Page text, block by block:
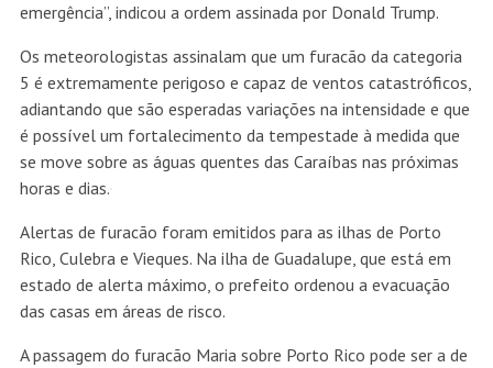
emergência”, indicou a ordem assinada por Donald Trump.
Os meteorologistas assinalam que um furacão da categoria
5 é extremamente perigoso e capaz de ventos catastróficos,
adiantando que são esperadas variações na intensidade e que
é possível um fortalecimento da tempestade à medida que
se move sobre as águas quentes das Caraíbas nas próximas
horas e dias.
Alertas de furacão foram emitidos para as ilhas de Porto
Rico, Culebra e Vieques. Na ilha de Guadalupe, que está em
estado de alerta máximo, o prefeito ordenou a evacuação
das casas em áreas de risco.
A passagem do furacão Maria sobre Porto Rico pode ser a de